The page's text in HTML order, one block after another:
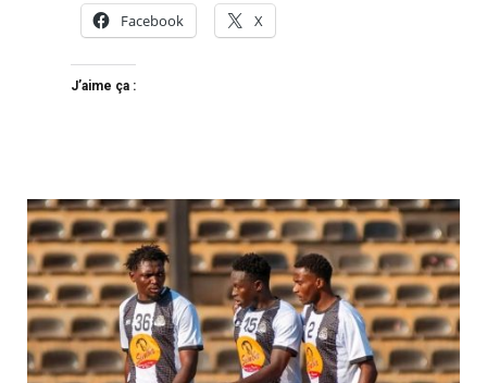
Facebook X
J’aime ça :